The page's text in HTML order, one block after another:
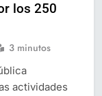
los 250
3 minutos
actividades